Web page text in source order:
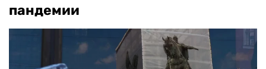
пандемии